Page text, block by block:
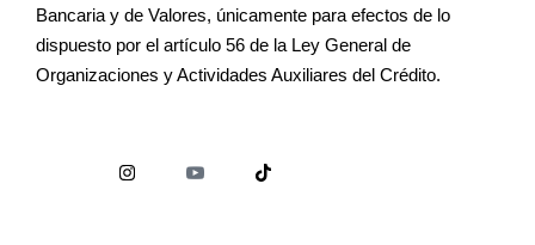
Bancaria y de Valores, únicamente para efectos de lo
dispuesto por el artículo 56 de la Ley General de
Organizaciones y Actividades Auxiliares del Crédito.